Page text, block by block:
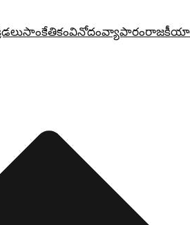
సాంకేతికంవినోదంవ్యాపారం